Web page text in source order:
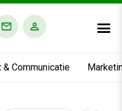
& Communicatie